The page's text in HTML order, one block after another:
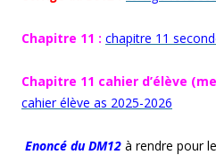
Chapitre 11 : chapitre 11
Chapitre 11 cahier d’élève
cahier élève as 2025-2026
Enoncé du DM12 à rendre pour